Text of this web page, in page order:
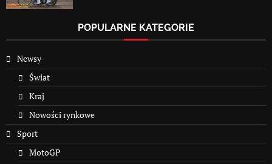
POPULARNE KATEGORIE
Newsy
Świat
Kraj
Nowości rynkowe
Sport
MotoGP